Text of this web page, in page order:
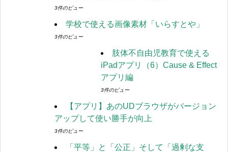
3件のビュー
学校で使える画像素材「いらすとや」
3件のビュー
肢体不自由児教育で使える
iPadアプリ（6）Cause & Effect
アプリ編
3件のビュー
【アプリ】あのUDブラウザがバージョン
アップして使い勝手が向上
3件のビュー
「平等」と「公正」そして「過剰な支